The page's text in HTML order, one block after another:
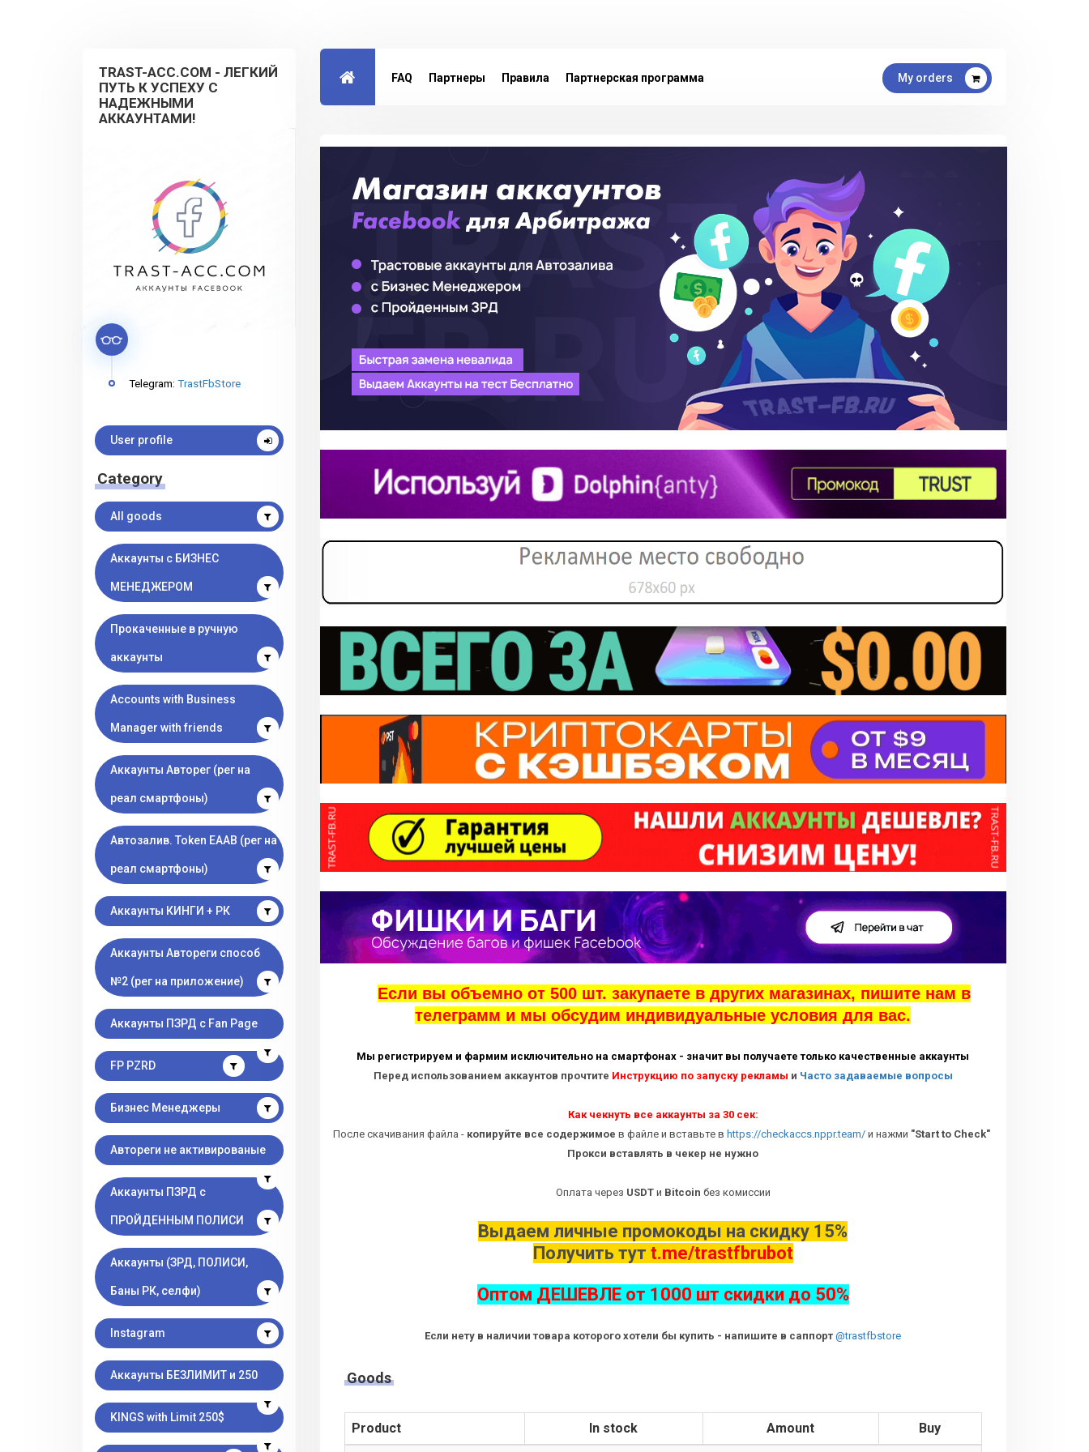
TRAST-ACC.COM - ЛЕГКИЙ
ПУТЬ К УСПЕХУ С
НАДЕЖНЫМИ
АККАУНТАМИ!
Telegram: TrastFbStore
User profile
Category
All goods
Аккаунты с БИЗНЕС
МЕНЕДЖЕРОМ
Прокаченные в ручную
аккаунты
Accounts with Business
Manager with friends
Аккаунты Авторег (рег на
реал смартфоны)
Автозалив. Token EAAB (рег на
реал смартфоны)
Аккаунты КИНГИ + РК
Аккаунты Автореги способ
№2 (рег на приложение)
Аккаунты ПЗРД с Fan Page
FP PZRD
Бизнес Менеджеры
Автореги не активированые
Аккаунты ПЗРД с
ПРОЙДЕННЫМ ПОЛИСИ
Аккаунты (ЗРД, ПОЛИСИ,
Баны РК, селфи)
Instagram
Аккаунты БЕЗЛИМИТ и 250
KINGS with Limit 250$
FAQ Партнеры Правила Партнерская программа My orders
Если вы объемно от 500 шт. закупаете в других магазинах, пишите нам в
телеграмм и мы обсудим индивидуальные условия для вас.
Мы регистрируем и фармим исключительно на смартфонах - значит вы получаете только качественные аккаунты
Перед использованием аккаунтов прочтите Инструкцию по запуску рекламы и Часто задаваемые вопросы
Как чекнуть все аккаунты за 30 сек:
После скачивания файла - копируйте все содержимое в файле и вставьте в https://checkaccs.nppr.team/ и нажми "Start to Check"
Прокси вставлять в чекер не нужно
Оплата через USDT и Bitcoin без комиссии
Выдаем личные промокоды на скидку 15%
Получить тут t.me/trastfbrubot
Оптом ДЕШЕВЛЕ от 1000 шт скидки до 50%
Если нету в наличии товара которого хотели бы купить - напишите в саппорт@trastfbstore
Goods
Product In stock Amount Buy
Count items in basket
Price without discount
$